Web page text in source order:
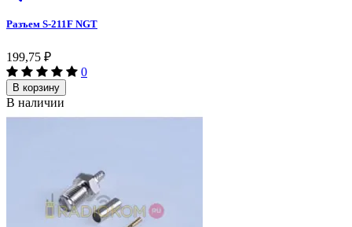
Разъем S-211F NGT
199,75 ₽
0
В корзину
В наличии